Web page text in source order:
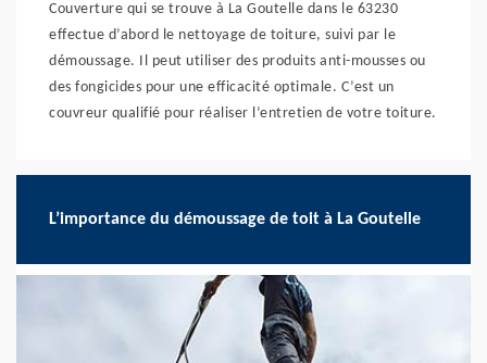
Couverture qui se trouve à La Goutelle dans le 63230
effectue d’abord le nettoyage de toiture, suivi par le
démoussage. Il peut utiliser des produits anti-mousses ou
des fongicides pour une efficacité optimale. C’est un
couvreur qualifié pour réaliser l’entretien de votre toiture.
L’importance du démoussage de toit à La Goutelle